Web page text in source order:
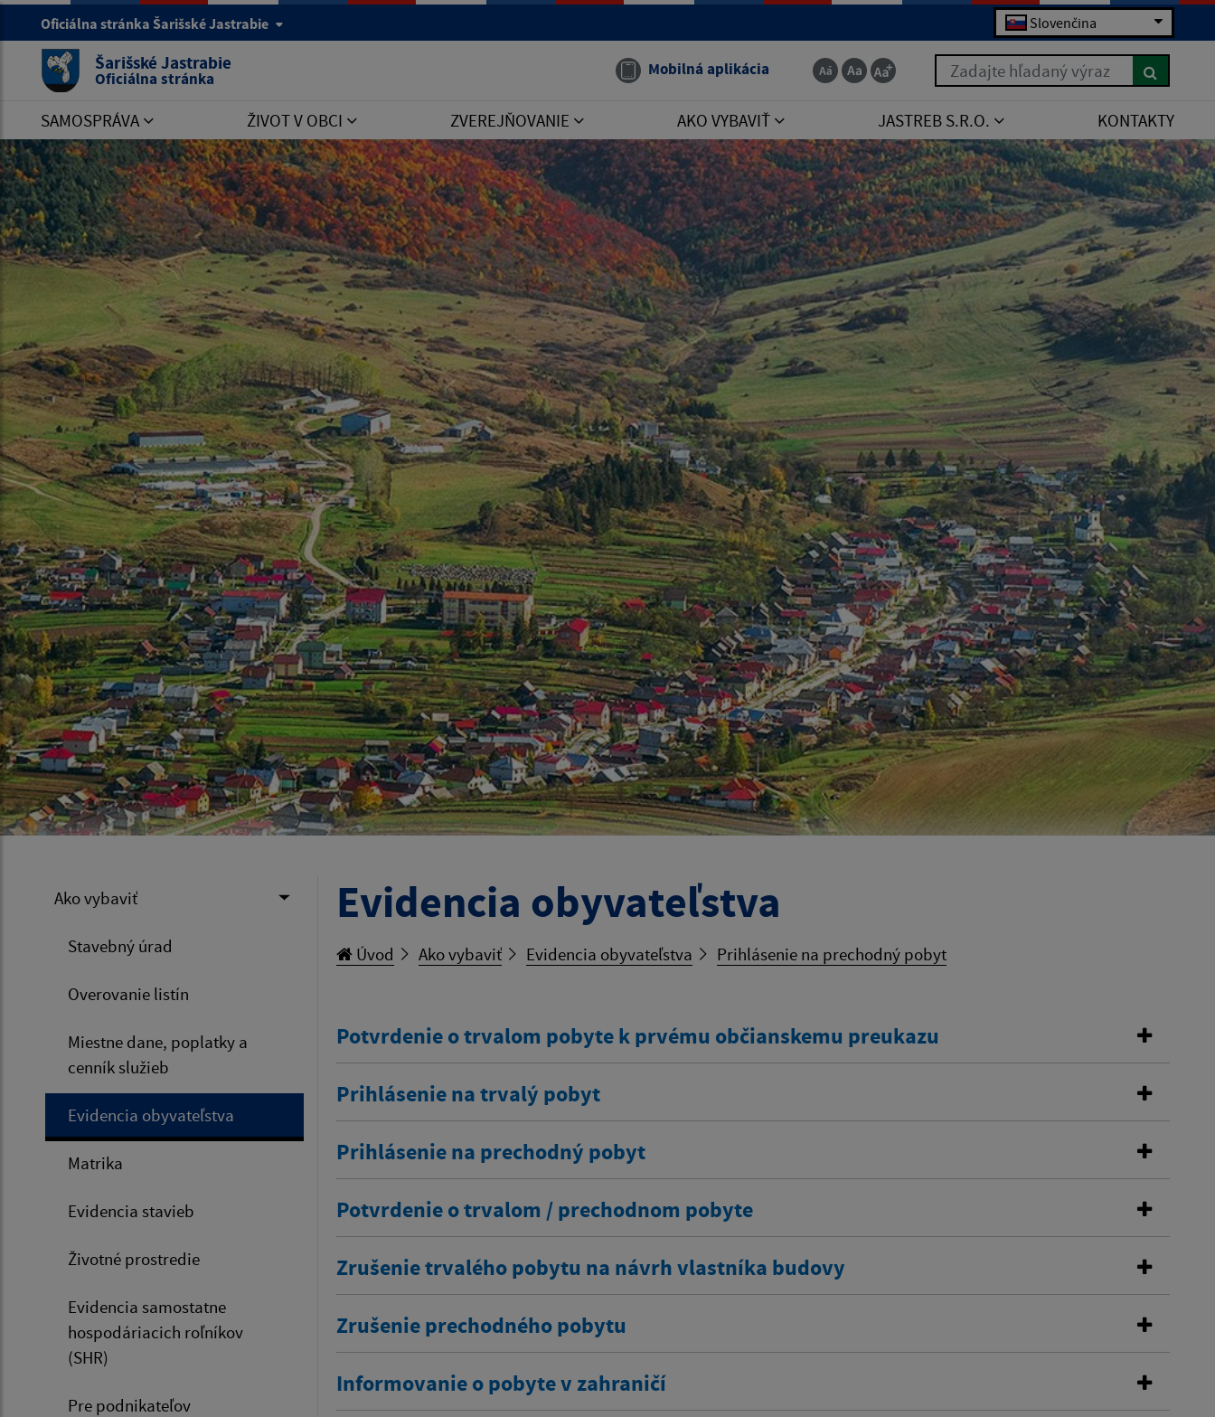
Oficiálna stránka Šarišské Jastrabie Slovenčina
Šarišské Jastrabie
Oficiálna stránka Mobilná aplikácia Zadajte hľadaný výraz
SAMOSPRÁVA ŽIVOT V OBCI ZVEREJŇOVANIE AKO VYBAVIŤ JASTREB S.R.O. KONTAKTY
Ako vybaviť
Stavebný úrad
Overovanie listín
Miestne dane, poplatky a
cenník služieb
Evidencia obyvateľstva
Matrika
Evidencia stavieb
Životné prostredie
Evidencia samostatne
hospodáriacich roľníkov
(SHR)
Pre podnikateľov
Evidencia obyvateľstva
Úvod Ako vybaviť Evidencia obyvateľstva Prihlásenie na prechodný pobyt
Potvrdenie o trvalom pobyte k prvému občianskemu preukazu
Prihlásenie na trvalý pobyt
Prihlásenie na prechodný pobyt
Potvrdenie o trvalom / prechodnom pobyte
Zrušenie trvalého pobytu na návrh vlastníka budovy
Zrušenie prechodného pobytu
Informovanie o pobyte v zahraničí